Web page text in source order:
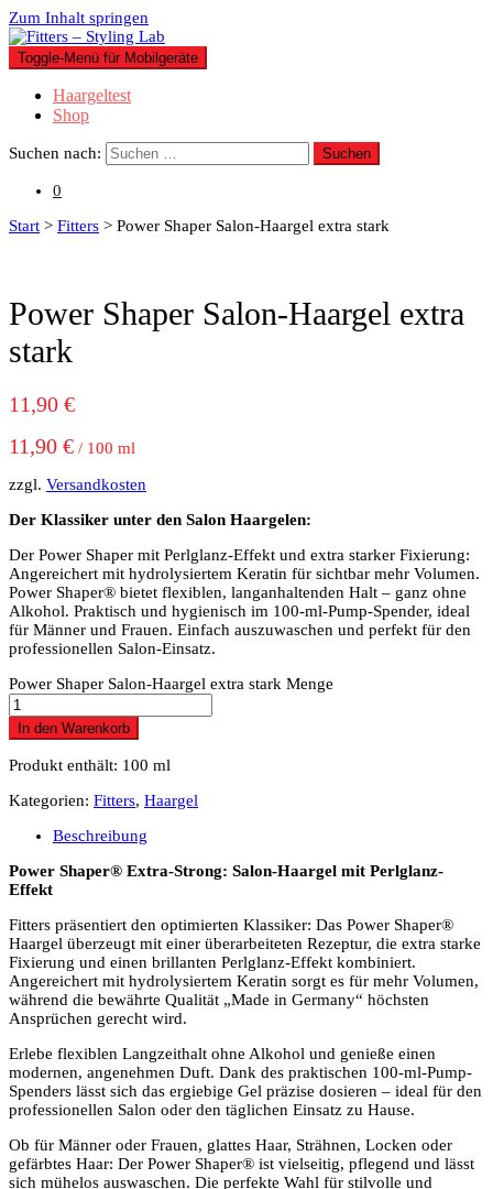
Zum Inhalt springen
Toggle-Menü für Mobilgeräte
Haargeltest
Shop
Suchen nach:
0
Start > Fitters > Power Shaper Salon-Haargel extra stark
Power Shaper Salon-Haargel extra
stark
11,90 €
11,90 € / 100 ml
zzgl. Versandkosten
Der Klassiker unter den Salon Haargelen:
Der Power Shaper mit Perlglanz-Effekt und extra starker Fixierung:
Angereichert mit hydrolysiertem Keratin für sichtbar mehr Volumen.
Power Shaper® bietet flexiblen, langanhaltenden Halt – ganz ohne
Alkohol. Praktisch und hygienisch im 100-ml-Pump-Spender, ideal
für Männer und Frauen. Einfach auszuwaschen und perfekt für den
professionellen Salon-Einsatz.
Power Shaper Salon-Haargel extra stark Menge
In den Warenkorb
Produkt enthält: 100 ml
Kategorien: Fitters, Haargel
Beschreibung
Power Shaper® Extra-Strong: Salon-Haargel mit Perlglanz-
Effekt
Fitters präsentiert den optimierten Klassiker: Das Power Shaper®
Haargel überzeugt mit einer überarbeiteten Rezeptur, die extra starke
Fixierung und einen brillanten Perlglanz-Effekt kombiniert.
Angereichert mit hydrolysiertem Keratin sorgt es für mehr Volumen,
während die bewährte Qualität „Made in Germany“ höchsten
Ansprüchen gerecht wird.
Erlebe flexiblen Langzeithalt ohne Alkohol und genieße einen
modernen, angenehmen Duft. Dank des praktischen 100-ml-Pump-
Spenders lässt sich das ergiebige Gel präzise dosieren – ideal für den
professionellen Salon oder den täglichen Einsatz zu Hause.
Ob für Männer oder Frauen, glattes Haar, Strähnen, Locken oder
gefärbtes Haar: Der Power Shaper® ist vielseitig, pflegend und lässt
sich mühelos auswaschen. Die perfekte Wahl für stilvolle und